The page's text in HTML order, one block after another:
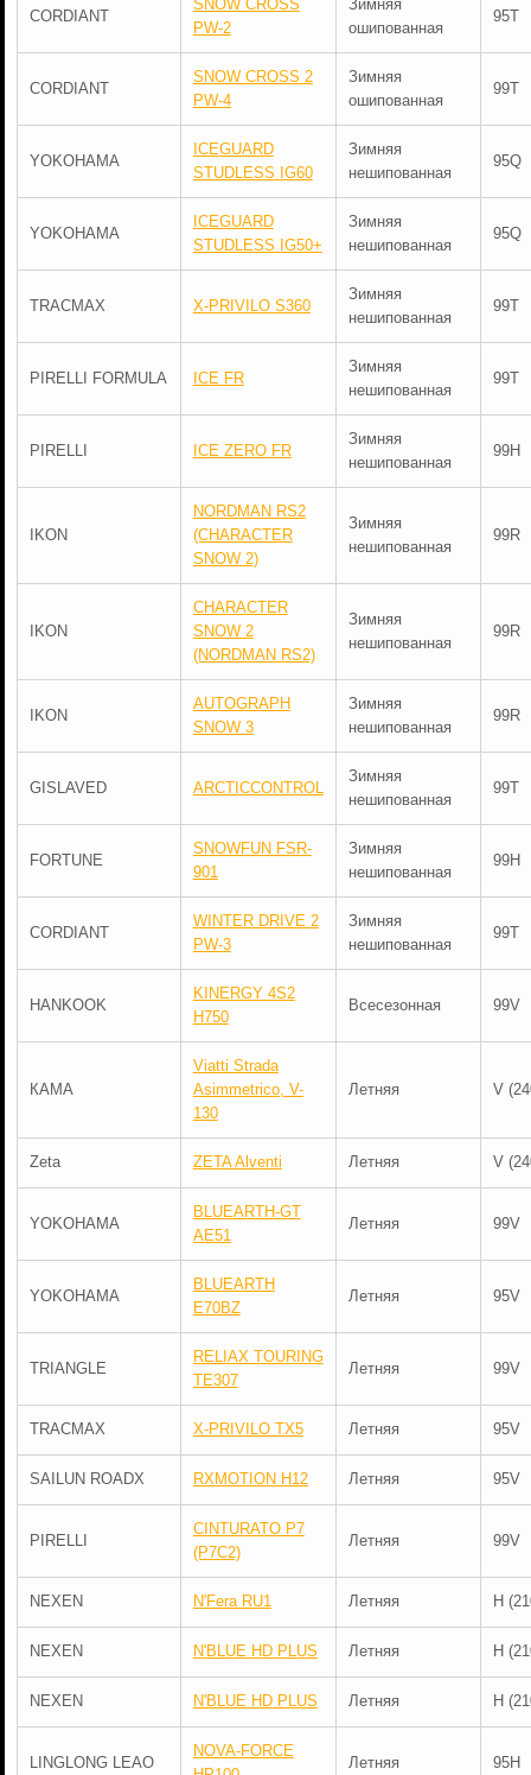
CORDIANT
SNOW CROSS
PW-2
Зимняя
ошипованная
95T
CORDIANT
SNOW CROSS 2
PW-4
Зимняя
ошипованная
99T
YOKOHAMA
ICEGUARD
STUDLESS IG60
Зимняя
нешипованная
95Q
YOKOHAMA
ICEGUARD
STUDLESS IG50+
Зимняя
нешипованная
95Q
TRACMAX X-PRIVILO S360
Зимняя
нешипованная
99T
PIRELLI FORMULA ICE FR
Зимняя
нешипованная
99T
PIRELLI ICE ZERO FR
Зимняя
нешипованная
99H
IKON
NORDMAN RS2
(CHARACTER
SNOW 2)
Зимняя
нешипованная
99R
IKON
CHARACTER
SNOW 2
(NORDMAN RS2)
Зимняя
нешипованная
99R
IKON
AUTOGRAPH
SNOW 3
Зимняя
нешипованная
99R
GISLAVED ARCTICCONTROL
Зимняя
нешипованная
99T
FORTUNE
SNOWFUN FSR-
901
Зимняя
нешипованная
99H
CORDIANT
WINTER DRIVE 2
PW-3
Зимняя
нешипованная
99T
HANKOOK
KINERGY 4S2
H750
Всесезонная 99V
КАМА
Viatti Strada
Asimmetrico, V-
130
Летняя V
Zeta ZETA Alventi Летняя V
YOKOHAMA
BLUEARTH-GT
AE51
Летняя 99V
YOKOHAMA
BLUEARTH
E70BZ
Летняя 95V
TRIANGLE
RELIAX TOURING
TE307
Летняя 99V
TRACMAX X-PRIVILO TX5 Летняя 95V
SAILUN ROADX RXMOTION H12 Летняя 95V
PIRELLI
CINTURATO P7
(P7C2)
Летняя 99V
NEXEN N'Fera RU1 Летняя H
NEXEN N'BLUE HD PLUS Летняя H
NEXEN N'BLUE HD PLUS Летняя H
LINGLONG LEAO
NOVA-FORCE
Летняя 95H